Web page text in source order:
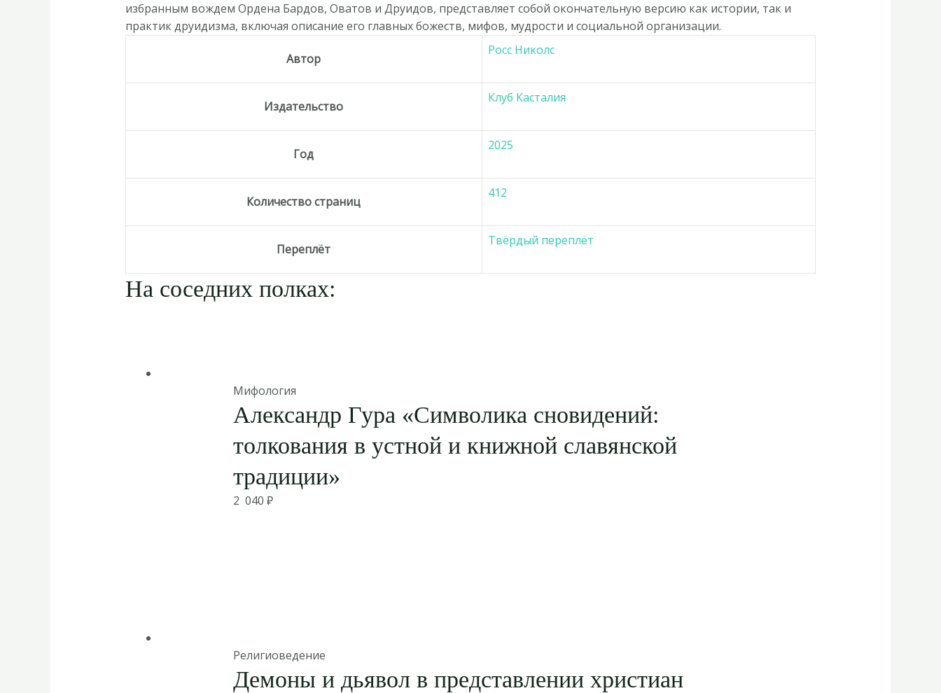
избранным вождем Ордена Бардов, Оватов и Друидов, представляет собой окончательную версию как истории, так и
практик друидизма, включая описание его главных божеств, мифов, мудрости и социальной организации.
Автор
Росс Николс
Издательство
Клуб Касталия
Год
2025
Количество страниц
412
Переплёт
Твёрдый переплёт
На соседних полках:
Мифология
Александр Гура «Символика сновидений:
толкования в устной и книжной славянской
традиции»
2 040₽
Религиоведение
Демоны и дьявол в представлении христиан